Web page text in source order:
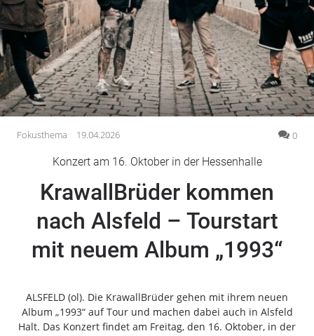
Gesundheit
Kultur
Lifestyle
Wirtschaft
Vogelsberg
Alsfeld
Romrod
Homberg
Ohm
Schotten
Antrifttal
Feldatal
Freiensteinau
Fokusthema 19.04.2026 0
Konzert am 16. Oktober in der Hessenhalle
KrawallBrüder kommen
nach Alsfeld – Tourstart
mit neuem Album „1993“
ALSFELD (ol). Die KrawallBrüder gehen mit ihrem neuen
Album „1993“ auf Tour und machen dabei auch in Alsfeld
Halt. Das Konzert findet am Freitag, den 16. Oktober, in der